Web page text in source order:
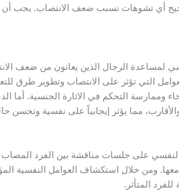
أي تشوهات تسبب ضعف الانتصاب. يجب
لمساعدة الرجال الذين يعانون من ضعف
التي تؤثر على الانتصاب وتطوير طرق
وممارسة التحكم في الاثارة الجنسية. أما
مما يؤثر إيجابياً على نفسية وتحسن
النفسي على جلسات مناقشة بين الفرد
ومن خلال استكشاف العوامل النفسية
المتأثر.